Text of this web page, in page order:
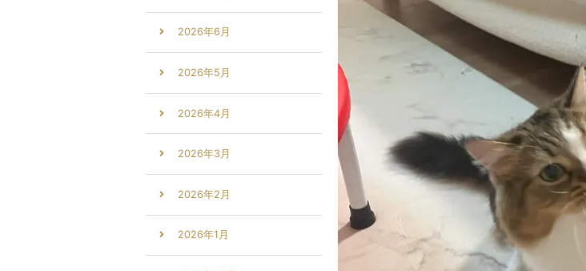
2026年6月
2026年5月
2026年4月
2026年3月
2026年2月
2026年1月